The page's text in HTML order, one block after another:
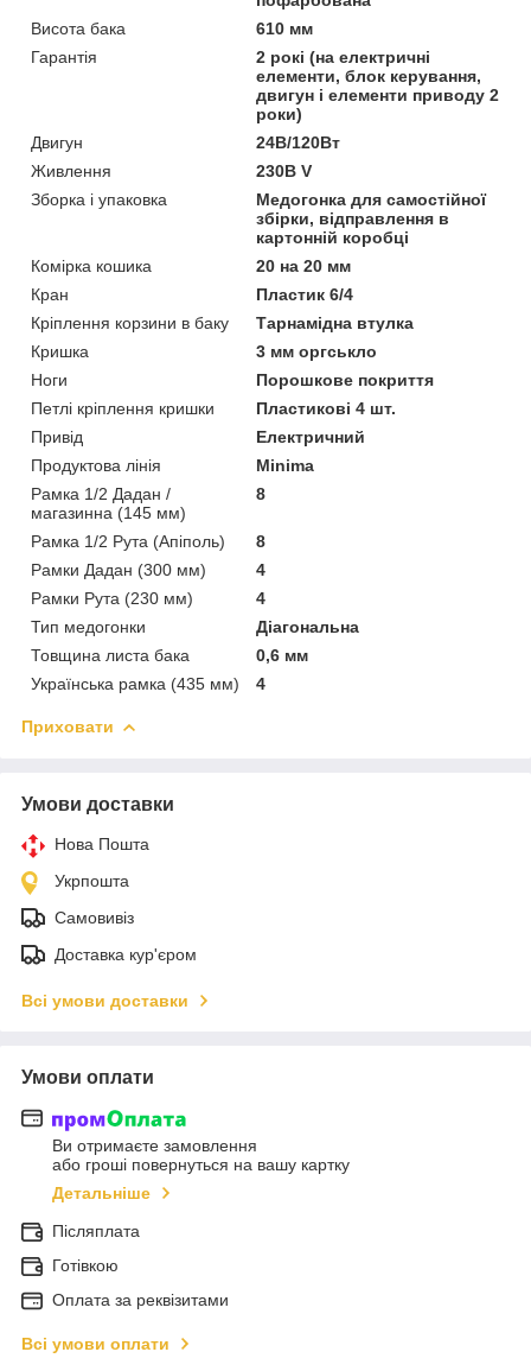
Висота бака
610 мм
Гарантія
2 рокі (на електричні
елементи, блок керування,
двигун і елементи приводу 2
роки)
Двигун
24В/120Вт
Живлення
230В V
Зборка і упаковка
Медогонка для самостійної
збірки, відправлення в
картонній коробці
Комірка кошика
20 на 20 мм
Кран
Пластик 6/4
Кріплення корзини в баку
Тарнамідна втулка
Кришка
3 мм оргськло
Ноги
Порошкове покриття
Петлі кріплення кришки
Пластикові 4 шт.
Привід
Електричний
Продуктова лінія
Minima
Рамка 1/2 Дадан /
магазинна (145 мм)
8
Рамка 1/2 Рута (Апіполь)
8
Рамки Дадан (300 мм)
4
Рамки Рута (230 мм)
4
Тип медогонки
Діагональна
Товщина листа бака
0,6 мм
Українська рамка (435 мм)
4
Приховати
Умови доставки
Нова Пошта
Укрпошта
Самовивіз
Доставка кур'єром
Всі умови доставки
Умови оплати
Ви отримаєте замовлення
або гроші повернуться на вашу картку
Детальніше
Післяплата
Готівкою
Оплата за реквізитами
Всі умови оплати